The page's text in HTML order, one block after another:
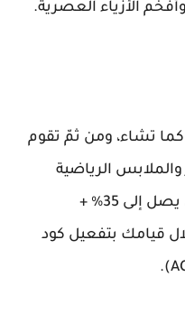
وأفخم الأزياء العصرية.
تشاء، ومن ثمّ تقوم
الرياضية
بأرخص الأسعار بخصم إضافي يصل إلى 35% +
قيامك بتفعيل كود